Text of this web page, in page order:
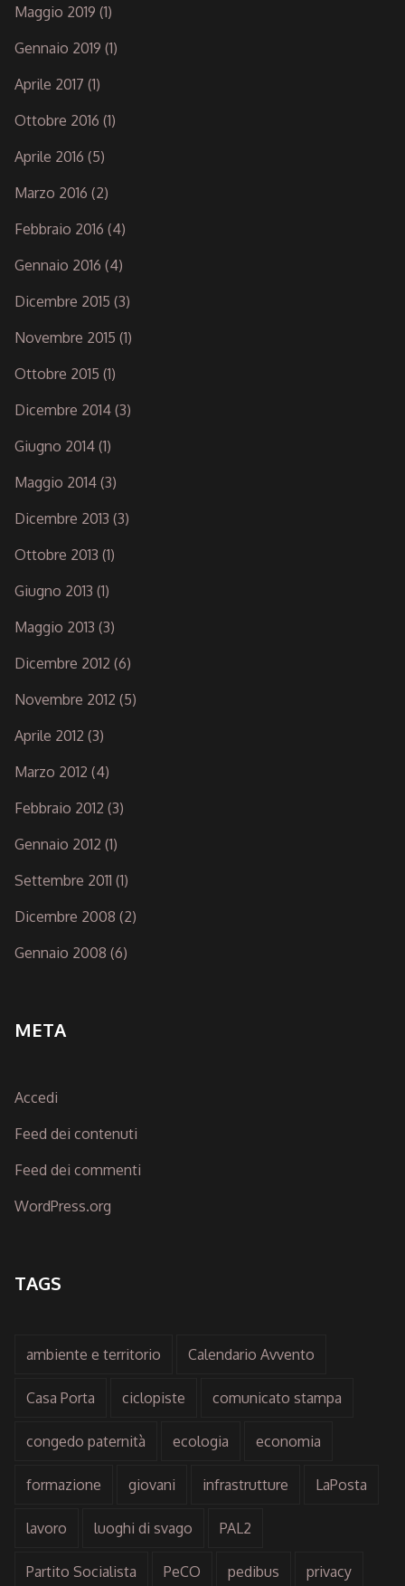
Maggio 2019 (1)
Gennaio 2019 (1)
Aprile 2017 (1)
Ottobre 2016 (1)
Aprile 2016 (5)
Marzo 2016 (2)
Febbraio 2016 (4)
Gennaio 2016 (4)
Dicembre 2015 (3)
Novembre 2015 (1)
Ottobre 2015 (1)
Dicembre 2014 (3)
Giugno 2014 (1)
Maggio 2014 (3)
Dicembre 2013 (3)
Ottobre 2013 (1)
Giugno 2013 (1)
Maggio 2013 (3)
Dicembre 2012 (6)
Novembre 2012 (5)
Aprile 2012 (3)
Marzo 2012 (4)
Febbraio 2012 (3)
Gennaio 2012 (1)
Settembre 2011 (1)
Dicembre 2008 (2)
Gennaio 2008 (6)
META
Accedi
Feed dei contenuti
Feed dei commenti
WordPress.org
TAGS
ambiente e territorio Calendario Avvento
Casa Porta ciclopiste comunicato stampa
congedo paternità ecologia economia
formazione giovani infrastrutture LaPosta
lavoro luoghi di svago PAL2
Partito Socialista PeCO pedibus privacy